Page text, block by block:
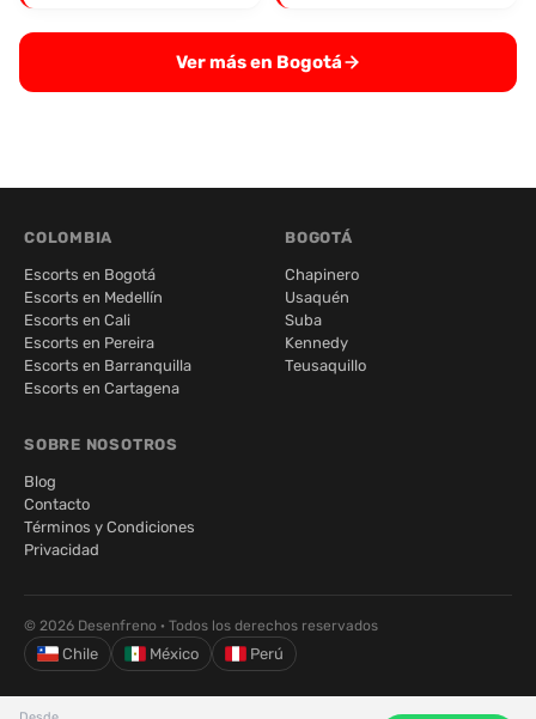
Ver más en Bogotá
COLOMBIA
Escorts en Bogotá
Escorts en Medellín
Escorts en Cali
Escorts en Pereira
Escorts en Barranquilla
Escorts en Cartagena
BOGOTÁ
Chapinero
Usaquén
Suba
Kennedy
Teusaquillo
SOBRE NOSOTROS
Blog
Contacto
Términos y Condiciones
Privacidad
© 2026 Desenfreno · Todos los derechos reservados
Chile México Perú